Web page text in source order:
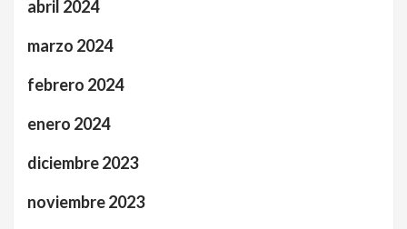
abril 2024
marzo 2024
febrero 2024
enero 2024
diciembre 2023
noviembre 2023